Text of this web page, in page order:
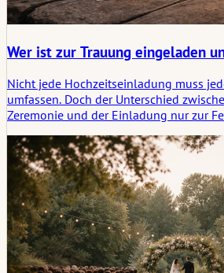
Wer ist zur Trauung eingeladen
Nicht jede Hochzeitseinladung muss
umfassen. Doch der Unterschied
Zeremonie und der Einladung nur zur
beleuchtet, wie man diese
auf eine Weise trifft, die sowohl dem
Zeremonie als auch der sozialen